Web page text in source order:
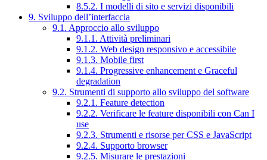
8.5.2. I modelli di sito e servizi disponibili
9. Sviluppo dell’interfaccia
9.1. Approccio allo sviluppo
9.1.1. Attività preliminari
9.1.2. Web design responsivo e accessibile
9.1.3. Mobile first
9.1.4. Progressive enhancement e Graceful
degradation
9.2. Strumenti di supporto allo sviluppo del software
9.2.1. Feature detection
9.2.2. Verificare le feature disponibili con Can I
use
9.2.3. Strumenti e risorse per CSS e JavaScript
9.2.4. Supporto browser
9.2.5. Misurare le prestazioni